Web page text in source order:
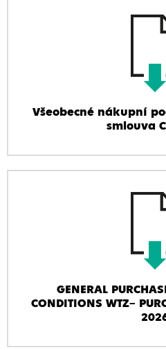
Všeobecné nákupní
smlouva
GENERAL
CONDITIONS WTZ–